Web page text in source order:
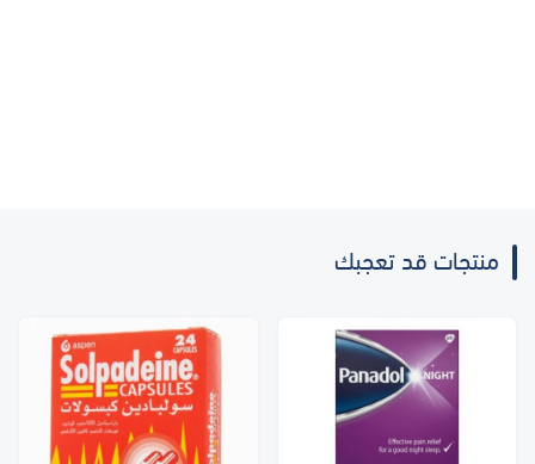
منتجات قد تعجبك